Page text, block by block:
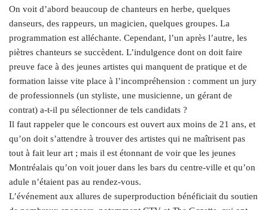
On voit d’abord beaucoup de chanteurs en herbe, quelques
danseurs, des rappeurs, un magicien, quelques groupes. La
programmation est alléchante. Cependant, l’un après l’autre, les
piètres chanteurs se succèdent. L’indulgence dont on doit faire
preuve face à des jeunes artistes qui manquent de pratique et de
formation laisse vite place à l’incompréhension : comment un jury
de professionnels (un styliste, une musicienne, un gérant de
contrat) a‑t-il pu sélectionner de tels candidats ?
Il faut rappeler que le concours est ouvert aux moins de 21 ans, et
qu’on doit s’attendre à trouver des artistes qui ne maîtrisent pas
tout à fait leur art ; mais il est étonnant de voir que les jeunes
Montréalais qu’on voit jouer dans les bars du centre-ville et qu’on
adule n’étaient pas au rendez-vous.
L’événement aux allures de superproduction bénéficiait du soutien